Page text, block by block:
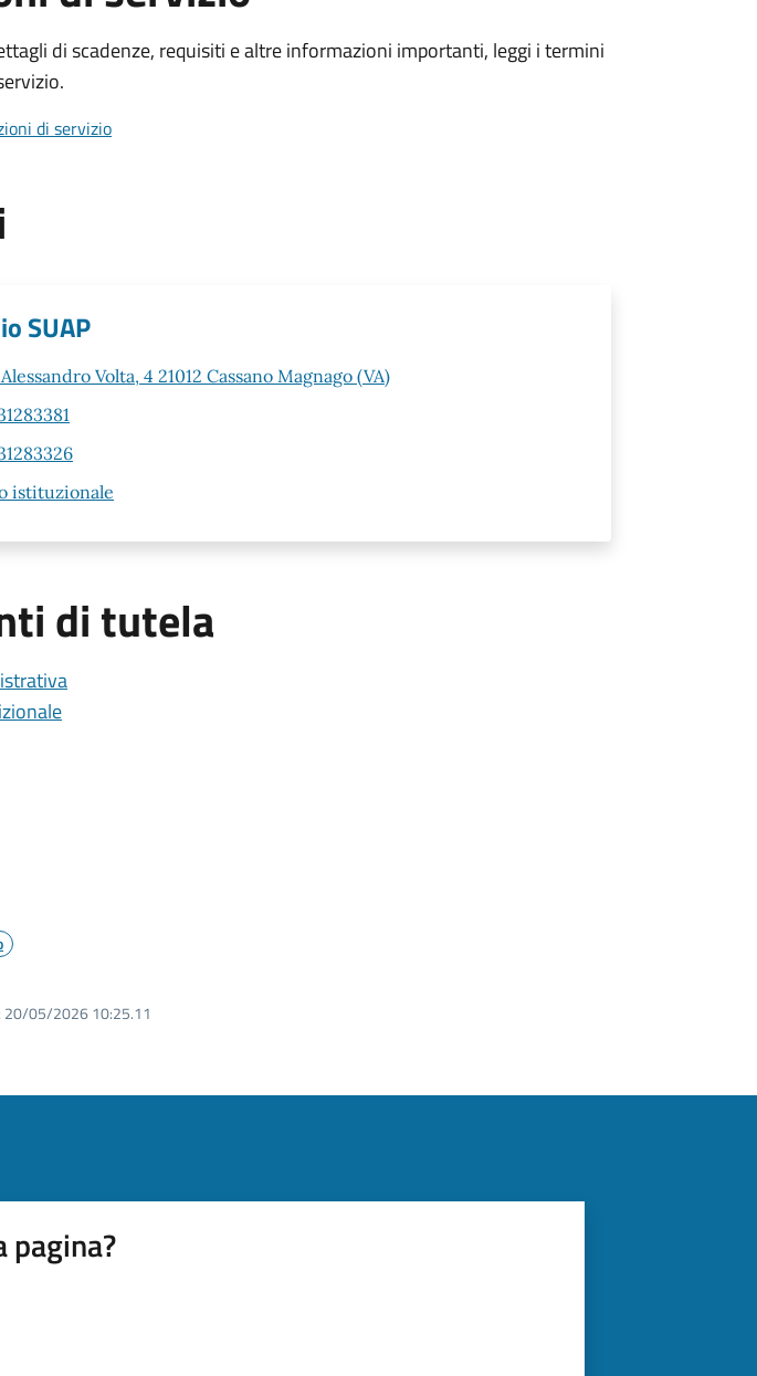
di scadenze, requisiti e altre informazioni importanti, leggi i termini
di servizio
SUAP
Volta, 4 21012 Cassano Magnago (VA)
istituzionale
di tutela
20/05/2026 10:25.11
pagina?